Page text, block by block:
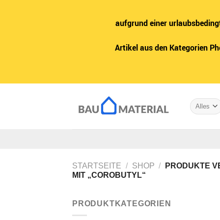
aufgrund einer
Artikel aus den Kategorien
STARTSEITE / SHOP /
PRODUKTE
MIT „COROBUTYL“
PRODUKTKATEGORIEN